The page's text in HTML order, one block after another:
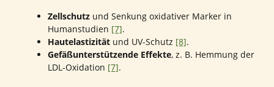
Zellschutz und Senkung oxidativer Marker in
Humanstudien [7].
Hautelastizität und UV-Schutz [8].
Gefäßunterstützende Effekte, z. B. Hemmung der
LDL-Oxidation [7].